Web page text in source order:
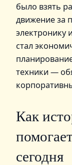
было взять
движение за
электронику
стал
техники —
Как
сегодня